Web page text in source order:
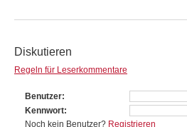
Diskutieren
Regeln für Leserkommentare
Benutzer
Kennwort
Noch kein Benutzer? Registrieren